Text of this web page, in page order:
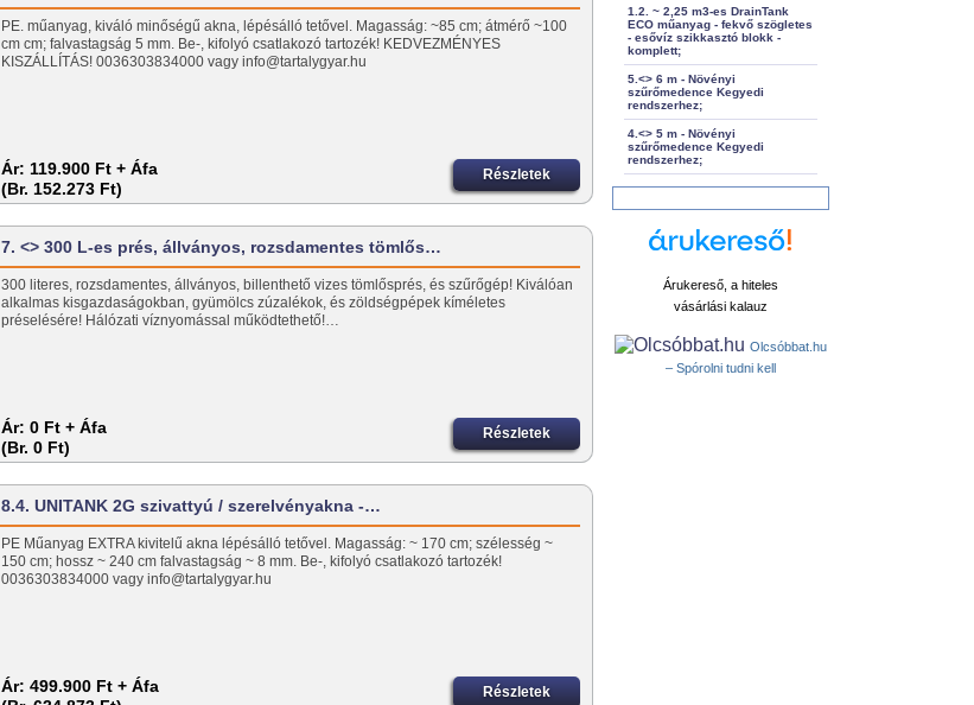
PE. műanyag, kiváló minőségű akna, lépésálló tetővel. Magasság: ~85 cm; átmérő ~100
cm cm; falvastagság 5 mm. Be-, kifolyó csatlakozó tartozék! KEDVEZMÉNYES
KISZÁLLÍTÁS! 0036303834000 vagy info@tartalygyar.hu
Ár: 119.900 Ft + Áfa
(Br. 152.273 Ft)
Részletek
7. <> 300 L-es prés, állványos, rozsdamentes tömlős…
300 literes, rozsdamentes, állványos, billenthető vizes tömlősprés, és szűrőgép! Kiválóan
alkalmas kisgazdaságokban, gyümölcs zúzalékok, és zöldségpépek kíméletes
préselésére! Hálózati víznyomással működtethető!…
Ár: 0 Ft + Áfa
(Br. 0 Ft)
Részletek
8.4. UNITANK 2G szivattyú / szerelvényakna -…
PE Műanyag EXTRA kivitelű akna lépésálló tetővel. Magasság: ~ 170 cm; szélesség ~
150 cm; hossz ~ 240 cm falvastagság ~ 8 mm. Be-, kifolyó csatlakozó tartozék!
0036303834000 vagy info@tartalygyar.hu
Ár: 499.900 Ft + Áfa
Részletek
1.2. ~ 2,25 m3-es DrainTank
ECO műanyag - fekvő szögletes
- esővíz szikkasztó blokk -
komplett;
5.<> 6 m - Növényi
szűrőmedence Kegyedi
rendszerhez;
4.<> 5 m - Növényi
szűrőmedence Kegyedi
rendszerhez;
Árukereső, a hiteles
vásárlási kalauz
Olcsóbbat.hu
– Spórolni tudni kell